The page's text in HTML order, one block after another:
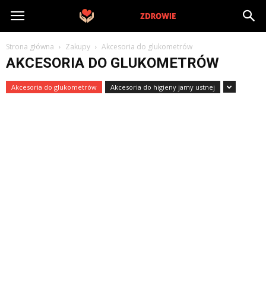
PrywatneZdrowie.pl
Strona główna Zakupy Akcesoria do glukometrów
AKCESORIA DO GLUKOMETRÓW
Akcesoria do glukometrów Akcesoria do higieny jamy ustnej